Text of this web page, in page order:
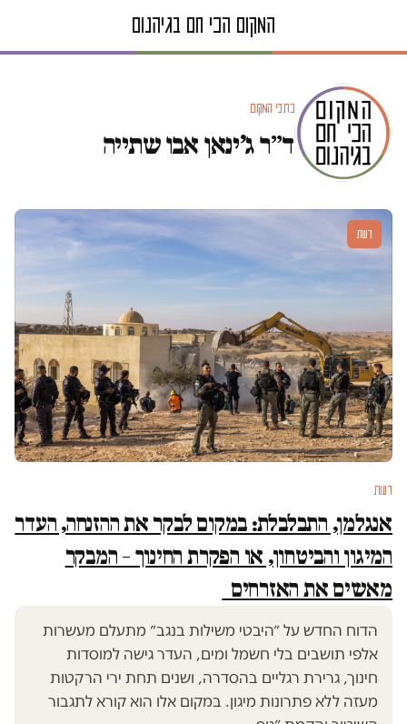
כתבי המקום
ד״ר ג׳ינאן אבו שתייה
דעות
דעות
אנגלמן, התבלבלת: במקום לבקר את ההזנחה, העדר
המיגון והביטחון, או הפקרת החינוך – המבקר
מאשים את האזרחים
הדוח החדש על ״היבטי משילות בנגב״ מתעלם מעשרות
אלפי תושבים בלי חשמל ומים, העדר גישה למוסדות
חינוך, גרירת רגליים בהסדרה, ושנים תחת ירי הרקטות
מעזה ללא פתרונות מיגון. במקום אלו הוא קורא לתגבור